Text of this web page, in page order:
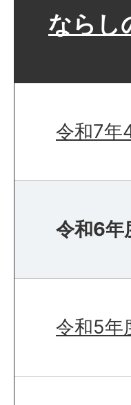
ならし
令和7年
令和6年
令和5年